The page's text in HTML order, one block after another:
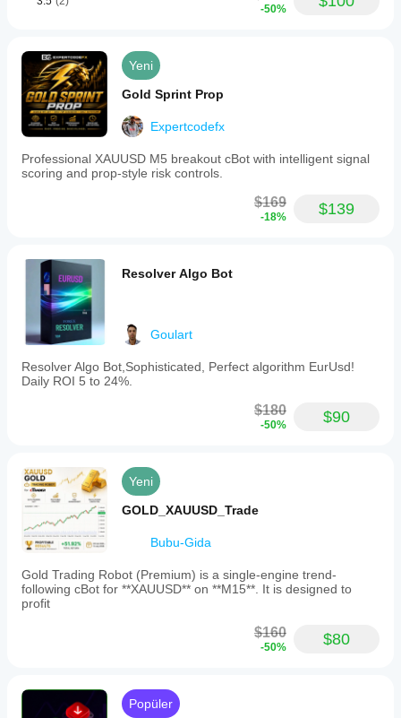
-50%
Yeni
Gold Sprint Prop
Expertcodefx
Professional XAUUSD M5 breakout cBot with intelligent signal
scoring and prop-style risk controls.
$169
-18% $139
Resolver Algo Bot
Goulart
Resolver Algo Bot,Sophisticated, Perfect algorithm EurUsd!
Daily ROI 5 to 24%.
$180
-50% $90
Yeni
GOLD_XAUUSD_Trade
Bubu-Gida
Gold Trading Robot (Premium) is a single-engine trend-
following cBot for **XAUUSD** on **M15**. It is designed to
profit
$160
-50% $80
Popüler